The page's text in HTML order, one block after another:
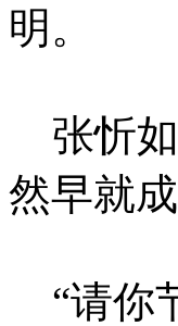
明。
张忻如
然早就
“请你